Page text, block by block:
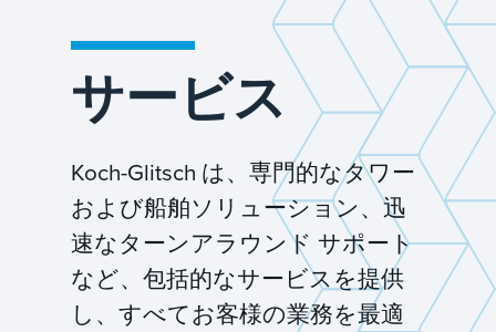
サービス
Koch-Glitsch は、専門的なタワー
および船舶ソリューション、迅
速なターンアラウンド サポート
など、包括的なサービスを提供
し、すべてお客様の業務を最適